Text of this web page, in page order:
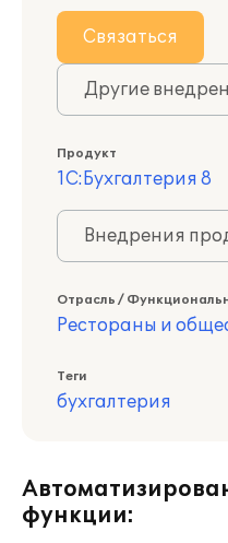
Связаться
Другие
Продукт
1С:Бухгалтерия 8
Внедрения
Отрасль /
Рестораны и
Теги
бухгалтерия
функции: